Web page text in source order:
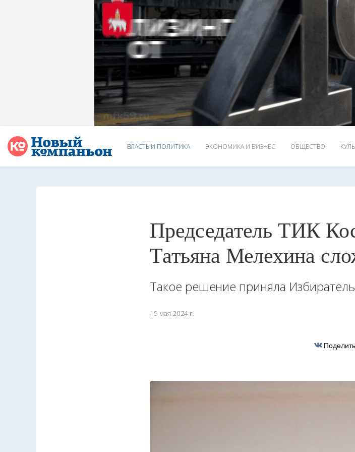
ВЛАСТЬ И ПОЛИТИКА ЭКОНОМИКА И БИЗНЕС ОБЩЕСТВО
Председатель ТИК
Татьяна Мелехина
Такое решение приняла
15 мая 2024 г.